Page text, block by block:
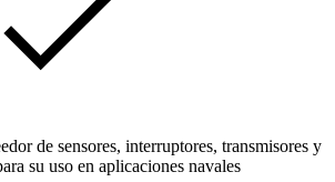
de sensores, interruptores, transmisores y
su uso en aplicaciones navales